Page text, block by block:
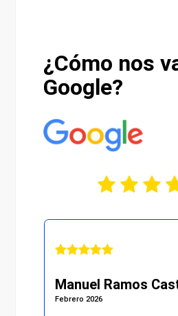
¿Cómo nos
Google?
Manuel Ramos
Febrero 2026